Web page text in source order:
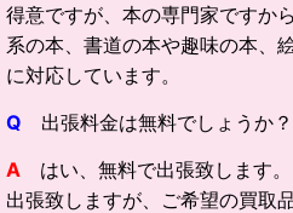
得意ですが、本の専門家ですか
系の本、書道の本や趣味の本、
に対応しています。
Q 出張料金は無料でしょうか？
A はい、無料で出張致します
出張致しますが、ご希望の買取